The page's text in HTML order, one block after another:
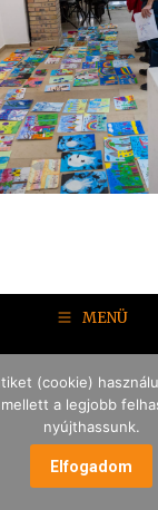
MENÜ
(cookie)
a legjobb
nyújthassunk.
Elfogadom